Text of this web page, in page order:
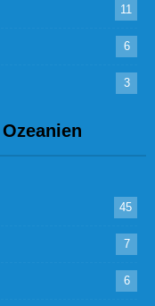
11
6
3
45
7
6